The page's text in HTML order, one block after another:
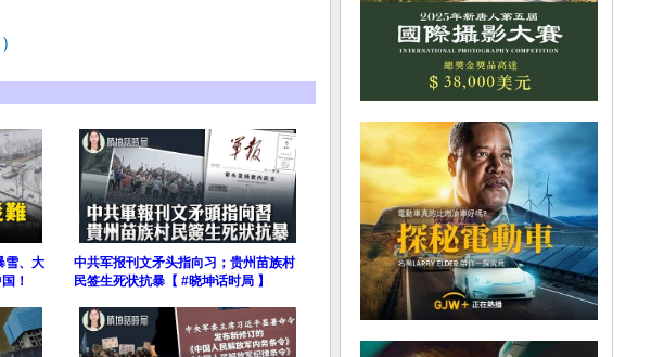
雪、大
！
中共军报刊文矛头指向习；贵州苗族村
民签生死状抗暴【 #晓坤话时局 】